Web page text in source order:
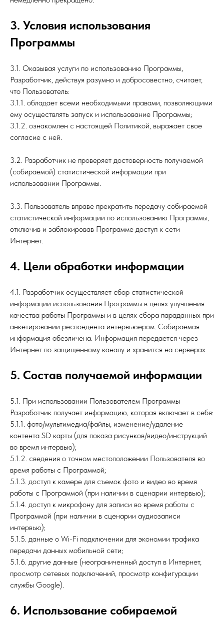
3. Условия использования
Программы
3.1. Оказывая услуги по использованию Программы,
Разработчик, действуя разумно и добросовестно, считает,
что Пользователь:
3.1.1. обладает всеми необходимыми правами, позволяющими
ему осуществлять запуск и использование Программы;
3.1.2. ознакомлен с настоящей Политикой, выражает свое
согласие с ней.
3.2. Разработчик не проверяет достоверность получаемой
(собираемой) статистической информации при
использовании Программы.
3.3. Пользователь вправе прекратить передачу собираемой
статистической информации по использованию Программы,
отключив и заблокировав Программе доступ к сети
Интернет.
4. Цели обработки информации
4.1. Разработчик осуществляет сбор статистической
информации использования Программы в целях улучшения
качества работы Программы и в целях сбора параданных при
анкетировании респондента интервьюером. Собираемая
информация обезличена. Информация передается через
Интернет по защищенному каналу и хранится на серверах
5. Состав получаемой информации
5.1. При использовании Пользователем Программы
Разработчик получает информацию, которая включает в себя:
5.1.1. фото/мультимедиа/файлы, изменение/удаление
контента SD карты (для показа рисунков/видео/инструкций
во время интервью);
5.1.2. сведения о точном местоположении Пользователя во
время работы с Программой;
5.1.3. доступ к камере для съемок фото и видео во время
работы с Программой (при наличии в сценарии интервью);
5.1.4. доступ к микрофону для записи во время работы с
Программой (при наличии в сценарии аудиозаписи
интервью);
5.1.5. данные о Wi-Fi подключении для экономии трафика
передачи данных мобильной сети;
5.1.6. другие данные (неограниченный доступ в Интернет,
просмотр сетевых подключений, просмотр конфигурации
службы Google).
6. Использование собираемой